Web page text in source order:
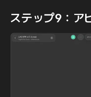
ステップ9：ア